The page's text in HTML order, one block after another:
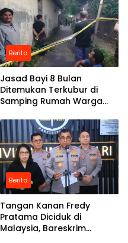
Berita
Jasad Bayi 8 Bulan
Ditemukan Terkubur di
Samping Rumah Warga
Berita
Tangan Kanan Fredy
Pratama Diciduk di
Malaysia, Bareskrim